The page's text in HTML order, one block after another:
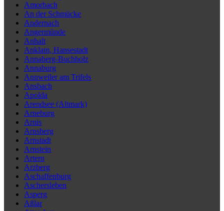
Amorbach
An der Schmücke
Andernach
Angermünde
Anhalt
Anklam, Hansestadt
Annaberg-Buchholz
Annaburg
Annweiler am Trifels
Ansbach
Apolda
Arendsee (Altmark)
Arneburg
Arnis
Arnsberg
Arnstadt
Arnstein
Artern
Arzberg
Aschaffenburg
Aschersleben
Asperg
Aßlar